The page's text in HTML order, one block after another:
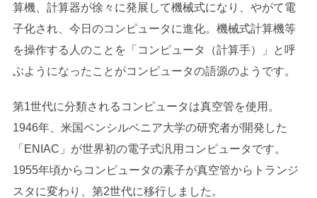
算機、計算器が徐々に発展して機械式になり、やがて電
子化され、今日のコンピュータに進化。機械式計算機等
を操作する人のことを「コンピュータ（計算手）」と呼
ぶようになったことがコンピュータの語源のようです。
第1世代に分類されるコンピュータは真空管を使用。
1946年、米国ペンシルベニア大学の研究者が開発した
「ENIAC」が世界初の電子式汎用コンピュータです。
1955年頃からコンピュータの素子が真空管からトランジ
スタに変わり、第2世代に移行しました。